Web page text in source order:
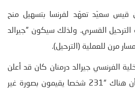
قيس سعيّد تعهّد لفرنسا بتسهيل منح
الترحيل القسري. ولذلك سيكون ”جيرالد
مرن للعملية (الترحيل).
الفرنسي جيرالد درمنان كان قد أعلن
يوم 13 أكتوبر الماضي، أن هناك “231 شخصا يقيمون بصورة غير